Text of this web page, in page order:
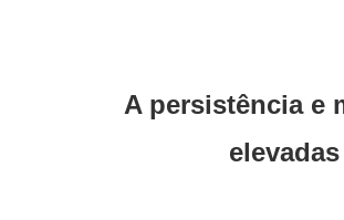
A persistência e